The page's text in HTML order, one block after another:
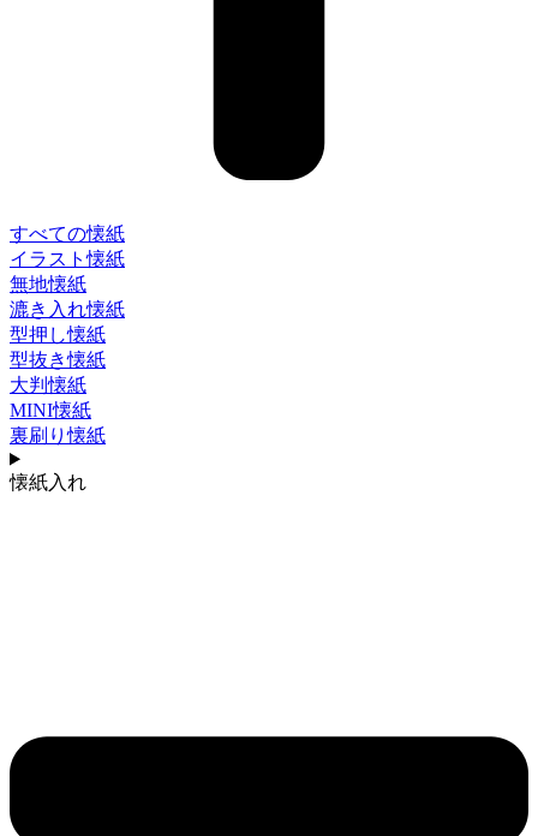
すべての懐紙
イラスト懐紙
無地懐紙
漉き入れ懐紙
型押し懐紙
型抜き懐紙
大判懐紙
MINI懐紙
裏刷り懐紙
懐紙入れ